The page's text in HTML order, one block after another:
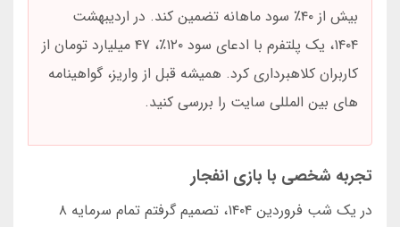
بیش از ۴۰٪ سود ماهانه تضمین کند. در اردیبهشت
۱۴۰۴، یک پلتفرم با ادعای سود ۱۲۰٪، ۴۷ میلیارد تومان از
کاربران کلاهبرداری کرد. همیشه قبل از واریز، گواهینامه
های بین المللی سایت را بررسی کنید.
تجربه شخصی با بازی انفجار
در یک شب فروردین ۱۴۰۴، تصمیم گرفتم تمام سرمایه ۸